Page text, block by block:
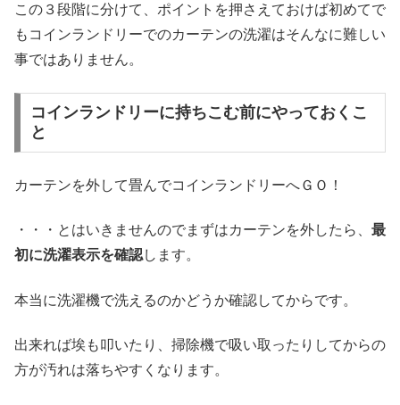
この３段階に分けて、ポイントを押さえておけば初めてで
もコインランドリーでのカーテンの洗濯はそんなに難しい
事ではありません。
コインランドリーに持ちこむ前にやっておくこ
と
カーテンを外して畳んでコインランドリーへＧＯ！
・・・とはいきませんのでまずはカーテンを外したら、 最
初に洗濯表示を確認します。
本当に洗濯機で洗えるのかどうか確認してからです。
出来れば埃も叩いたり、掃除機で吸い取ったりしてからの
方が汚れは落ちやすくなります。